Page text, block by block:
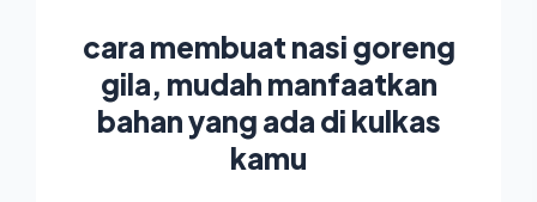
cara membuat nasi goreng
gila, mudah manfaatkan
bahan yang ada di kulkas
kamu